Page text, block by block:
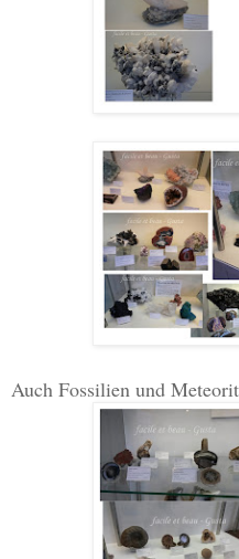
Auch Fossilien und